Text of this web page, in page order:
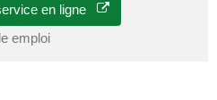
en ligne
emploi